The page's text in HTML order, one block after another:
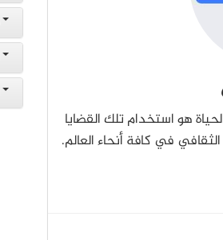
هو استخدام تلك القضايا
في كافة أنحاء العالم.